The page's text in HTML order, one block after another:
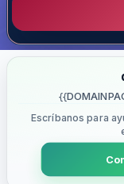
Escríbanos para